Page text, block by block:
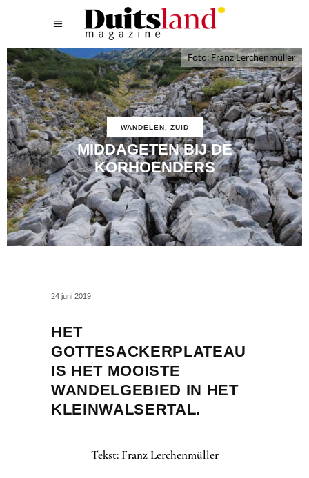
Foto: Franz Lerchenmüller
WANDELEN, ZUID
MIDDAGETEN BIJ DE
KORHOENDERS
24 juni 2019
HET
GOTTESACKERPLATEAU
IS HET MOOISTE
WANDELGEBIED IN HET
KLEINWALSERTAL.
Tekst: Franz Lerchenmüller